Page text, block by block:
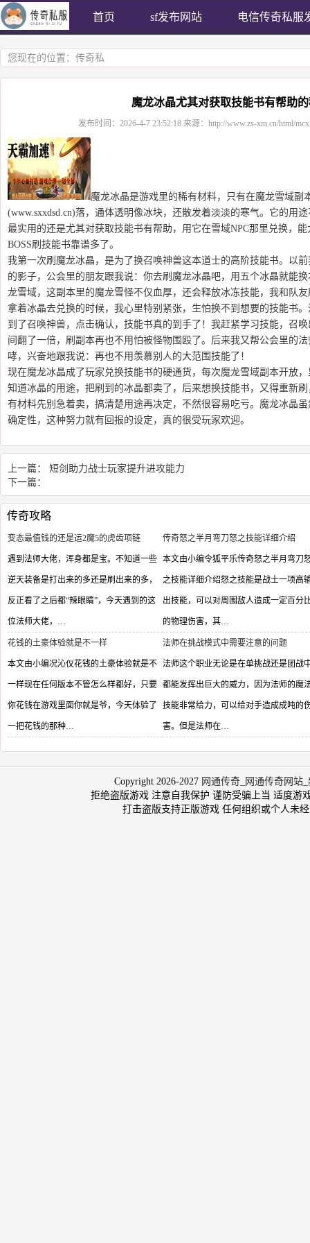
首页 sf发布网站 电信传奇私服
您现在的位置： 传奇私
魔龙冰晶尤其对获取技能书有帮助
发布时间： 2026-4-7 23:52:18来源： http://www.zs-xm.cn/html/
魔龙冰晶是游戏里的稀有材料，只有在魔龙雪域副
(www.sxxdsd.cn)落，通体透明像冰块，还散发着淡淡的寒气。它的用
最实用的还是尤其对获取技能书有帮助，用它在雪域NPC那里兑换，
BOSS刷技能书靠谱多了。
我第一次刷魔龙冰晶，是为了换召唤神兽这本道士的高阶技能书。以
的影子，公会里的朋友跟我说：你去刷魔龙冰晶吧，用五个冰晶就能
龙雪域，这副本里的魔龙雪怪不仅血厚，还会释放冰冻技能，我和队
拿着冰晶去兑换的时候，我心里特别紧张，生怕换不到想要的技能书
到了召唤神兽，点击确认，技能书真的到手了！我赶紧学习技能，召
间翻了一倍，刷副本再也不用怕被怪物围殴了。后来我又帮公会里的
哮，兴奋地跟我说：再也不用羡慕别人的大范围技能了！
现在魔龙冰晶成了玩家兑换技能书的硬通货，每次魔龙雪域副本开放
知道冰晶的用途，把刷到的冰晶都卖了，后来想换技能书，又得重新
有材料先别急着卖，搞清楚用途再决定，不然很容易吃亏。魔龙冰晶
确定性，这种努力就有回报的设定，真的很受玩家欢迎。
上一篇： 短剑助力战士玩家提升进攻能力
下一篇：
传奇攻略
变态最值钱的还是运2魔5的虎齿项链
遇到法师大佬，浑身都是宝。不知道一些
逆天装备是打出来的多还是刷出来的多，
反正看了之后都“辣眼睛”，今天遇到的这
位法师大佬，…
传奇怒之半月弯刀怒之技能详细介绍
本文由小编令狐平乐传奇怒之半月弯刀
之技能详细介绍怒之技能是战士一项高
出技能，可以对周围敌人造成一定百分
的物理伤害，其…
花钱的土豪体验就是不一样
本文由小编况沁仪花钱的土豪体验就是不
一样现在任何版本不管怎么样都好，只要
你花钱在游戏里面你就是爷，今天体验了
一把花钱的那种…
法师在挑战模式中需要注意的问题
法师这个职业无论是在单挑战还是团战
都能发挥出巨大的威力，因为法师的魔
技能非常给力，可以给对手造成成吨的
害。但是法师在…
Copyright 2026-2027 网通传奇_网通传奇网站
拒绝盗版游戏 注意自我保护 谨防受骗上当 适度游
打击盗版支持正版游戏 任何组织或个人未